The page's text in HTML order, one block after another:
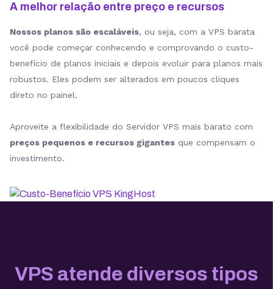
A melhor relação entre preço e recursos
Nossos planos são escaláveis, ou seja, com a VPS barata
você pode começar conhecendo e comprovando o custo-
benefício de planos iniciais e depois evoluir para planos mais
robustos. Eles podem ser alterados em poucos cliques
direto no painel.
Aproveite a flexibilidade do Servidor VPS mais barato com
preços pequenos e recursos gigantes que compensam o
investimento.
VPS atende diversos tipos